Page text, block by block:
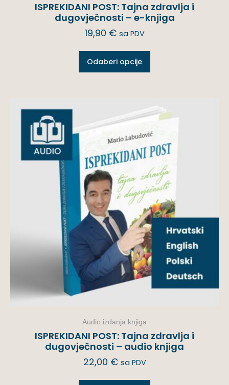
ISPREKIDANI POST: Tajna zdravlja i
dugovječnosti – e-knjiga
19,90 € sa PDV
Odaberi opcije
Audio izdanja knjiga
ISPREKIDANI POST: Tajna zdravlja i
dugovječnosti – audio knjiga
22,00 € sa PDV